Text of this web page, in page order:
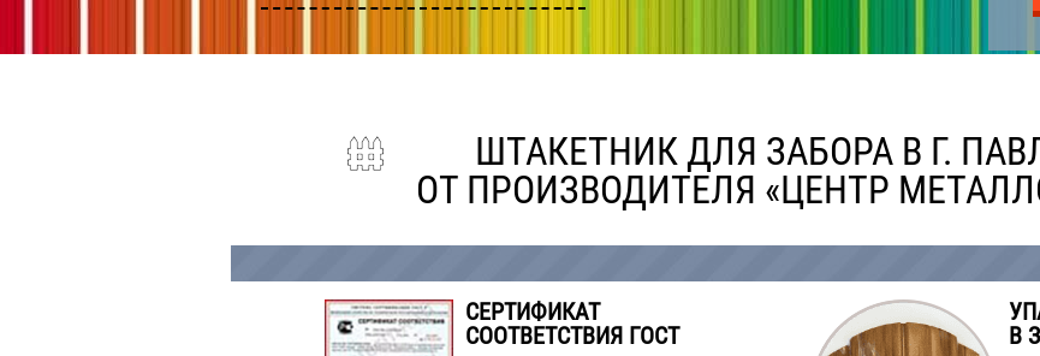
ШТАКЕТНИК ДЛЯ ЗАБОРА В Г.
ОТ ПРОИЗВОДИТЕЛЯ «ЦЕНТР
СЕРТИФИКАТ
СООТВЕТСТВИЯ ГОСТ
В